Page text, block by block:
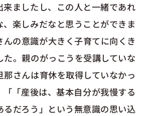
来ましたし、この人と一緒であれ
、楽しみだなと思うことができま
んの意識が大きく子育てに向くき
た。親のがっこうを受講していな
那さんは育休を取得していなかっ
「「産後は、基本自分が我慢する
るだろう」という無意識の思い込